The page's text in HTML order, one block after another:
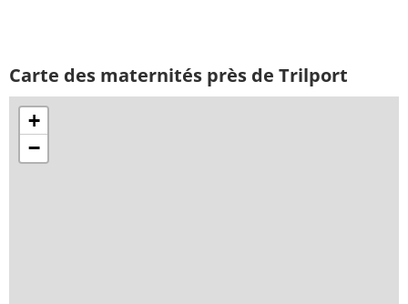
Carte des maternités près de Trilport
+
−